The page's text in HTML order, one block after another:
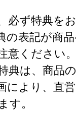
必ず特典を
表記が商
意ください
は、商品
により、直
す。